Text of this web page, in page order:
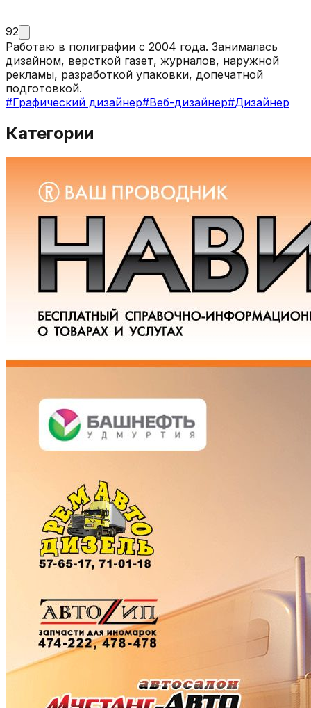
92
Работаю в полиграфии с 2004 года. Занималась
дизайном, версткой газет, журналов, наружной
рекламы, разработкой упаковки, допечатной
подготовкой.
#Графический дизайнер#Веб-дизайнер#Дизайнер
Категории